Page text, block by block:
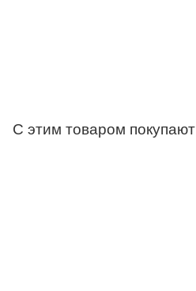
С этим товаром покупают